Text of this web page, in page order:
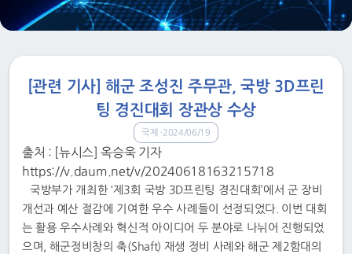
[관련 기사] 해군 조성진 주무관, 국방 3D프린
팅 경진대회 장관상 수상
국제 2024/06/19
출처 : [뉴시스] 옥승욱기자
https://v.daum.net/v/20240618163215718
국방부가 개최한 ‘제3회 국방 3D프린팅 경진대회’에서 군 장비
개선과 예산 절감에 기여한 우수 사례들이 선정되었다. 이번 대회
는 활용 우수사례와 혁신적 아이디어 두 분야로 나뉘어 진행되었
으며, 해군정비창의 축(Shaft) 재생 정비 사례와 해군 제2함대의